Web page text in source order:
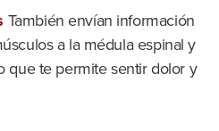
También envían información
a la médula espinal y
que te permite sentir dolor y